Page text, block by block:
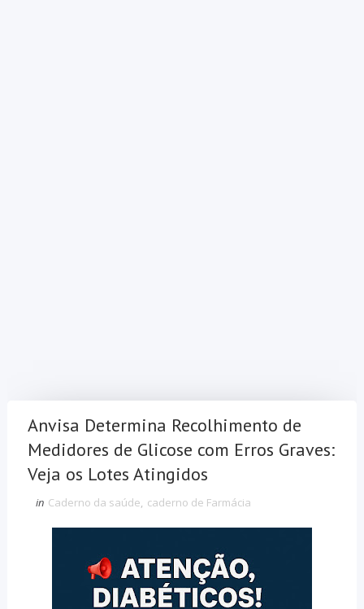
Anvisa Determina Recolhimento de
Medidores de Glicose com Erros Graves:
Veja os Lotes Atingidos
in Caderno da saúde, caderno de Farmácia